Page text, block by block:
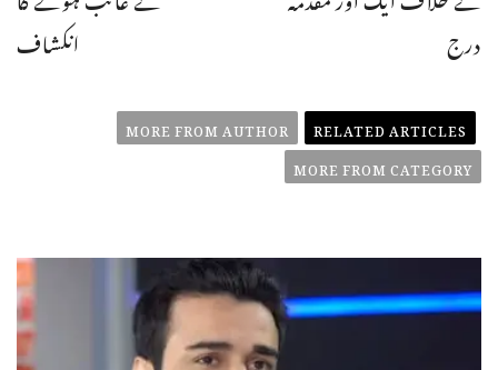
انکشاف
درج
RELATED ARTICLES
MORE FROM AUTHOR
MORE FROM CATEGORY